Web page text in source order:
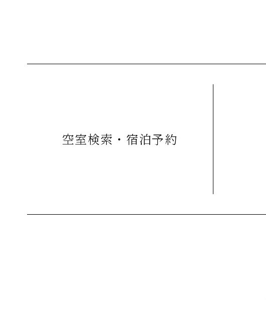
空室検索・宿泊予約